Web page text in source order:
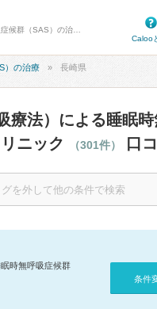
Caloo
）の治療 長崎県
療法）による睡眠
ニック
（301件） 口
時無呼吸症候群
条件